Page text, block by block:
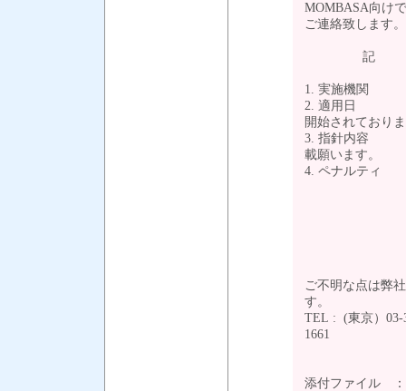
MOMBASA向け
ご連絡致します。
1. 実施機関 ：
2. 適用日 ：
開始されており
3. 指針内容 ：
載願います。
4. ペナルティ
ご不明な点は弊
す。
TEL : (東京）03-
添付ファイル